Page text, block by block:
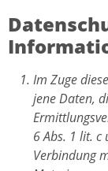
Im Zuge
jene Daten,
6 Abs. 1 lit.
Verbindung